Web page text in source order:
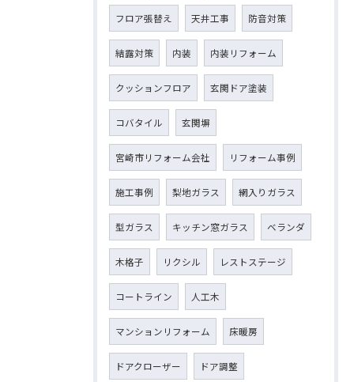
フロア張替え 天井工事 防音対策
結露対策 内装 内装リフォーム
クッションフロア 玄関ドア塗装
コバタイル 玄関塀
宮崎市リフォーム会社 リフォーム事例
施工事例 梨地ガラス 網入りガラス
型ガラス キッチン窓ガラス ベランダ
木格子 リクシル レストステージ
コートライン 人工木
マンションリフォーム 床暖房
ドアクローザー ドア調整